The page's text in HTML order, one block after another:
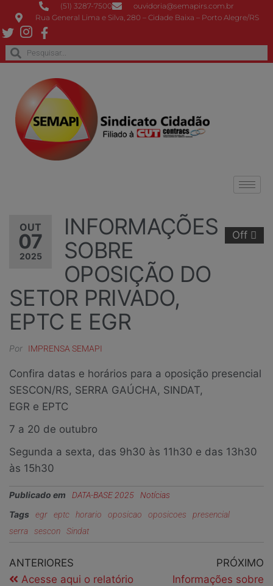
(51) 3287-7500
ouvidoria@semapirs.com.br
Rua General Lima e Silva, 280 – Cidade Baixa – Porto Alegre/RS
OUT
07
2025
Off
INFORMAÇÕES
SOBRE
OPOSIÇÃO DO
SETOR PRIVADO,
EPTC E EGR
Por IMPRENSA SEMAPI
Confira datas e horários para a oposição presencial
SESCON/RS, SERRA GAÚCHA, SINDAT,
EGR e EPTC
7 a 20 de outubro
Segunda a sexta, das 9h30 às 11h30 e das 13h30
às 15h30
Publicado em DATA-BASE 2025 Notícias
Tags egr eptc horario oposicao oposicoes
presencial
serra
sescon Sindat
ANTERIORES
Acesse aqui o relatório
PRÓXIMO
Informações sobre